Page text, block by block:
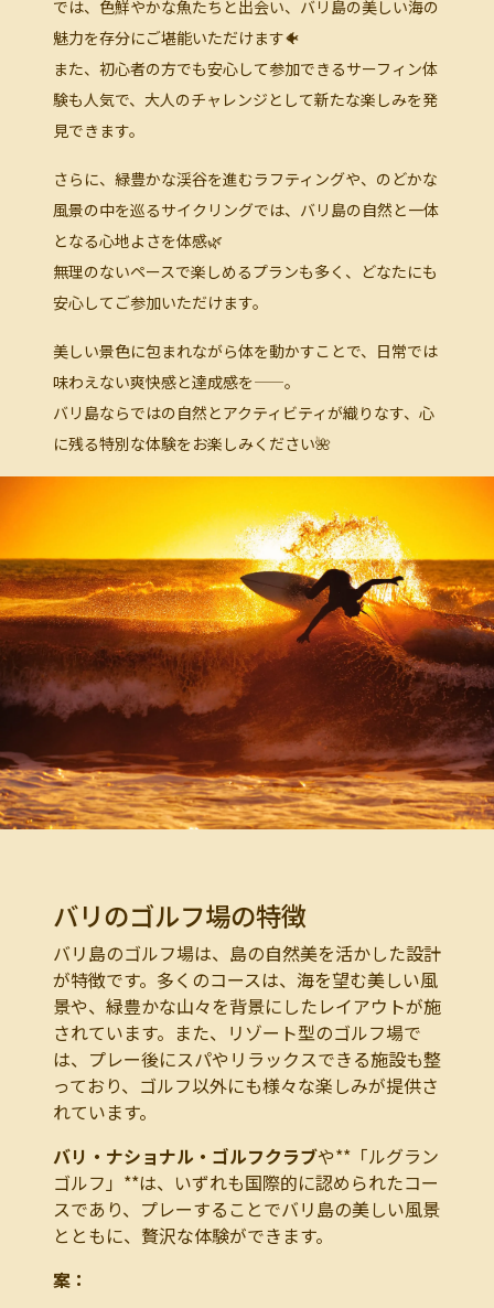
では、色鮮やかな魚たちと出会い、バリ島の美しい海の
魅力を存分にご堪能いただけます🐠
また、初心者の方でも安心して参加できるサーフィン体
験も人気で、大人のチャレンジとして新たな楽しみを発
見できます。
さらに、緑豊かな渓谷を進むラフティングや、のどかな
風景の中を巡るサイクリングでは、バリ島の自然と一体
となる心地よさを体感🌿
無理のないペースで楽しめるプランも多く、どなたにも
安心してご参加いただけます。
美しい景色に包まれながら体を動かすことで、日常では
味わえない爽快感と達成感を——。
バリ島ならではの自然とアクティビティが織りなす、心
に残る特別な体験をお楽しみください🌺
バリのゴルフ場の特徴
バリ島のゴルフ場は、島の自然美を活かした設計
が特徴です。多くのコースは、海を望む美しい風
景や、緑豊かな山々を背景にしたレイアウトが施
されています。また、リゾート型のゴルフ場で
は、プレー後にスパやリラックスできる施設も整
っており、ゴルフ以外にも様々な楽しみが提供さ
れています。
バリ・ナショナル・ゴルフクラブや**「ルグラン
ゴルフ」**は、いずれも国際的に認められたコー
スであり、プレーすることでバリ島の美しい風景
とともに、贅沢な体験ができます。
案：